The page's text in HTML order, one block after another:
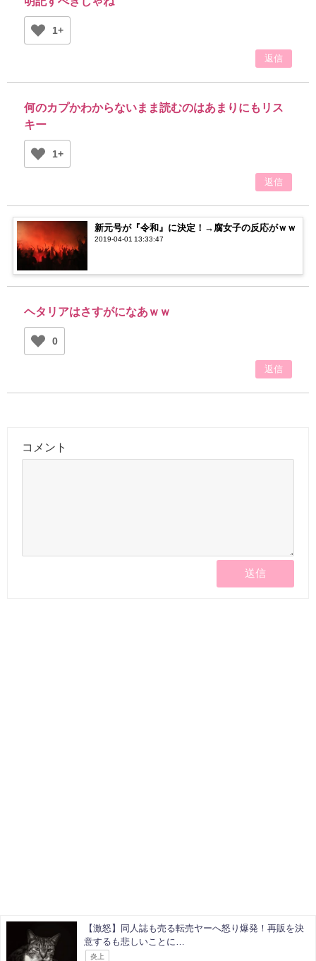
1+
返信
何のカプかわからないまま読むのはあまりにもリス
キー
1+
返信
新元号が『令和』に決定！→腐女子の反応がｗｗ
2019-04-01 13:33:47
ヘタリアはさすがになあｗｗ
0
返信
コメント
【激怒】同人誌も売る転売ヤーへ怒り爆発！再販を決
意するも悲しいことに…
炎上